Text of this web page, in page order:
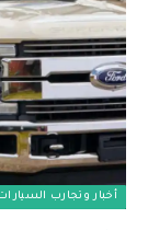
أخبار وتجارب